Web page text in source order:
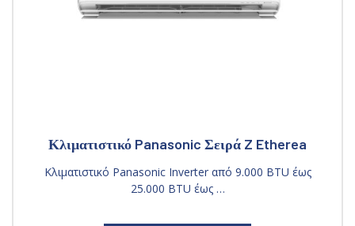
Κλιματιστικό Panasonic Σειρά Z Etherea
Κλιματιστικό Panasonic Inverter από 9.000 BTU έως
25.000 BTU έως …